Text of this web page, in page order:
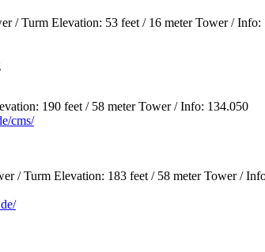
/ Turm Elevation: 53 feet / 16 meter Tower / Info:
190 feet / 58 meter Tower / Info: 134.050
cms/
/ Turm Elevation: 183 feet / 58 meter Tower /